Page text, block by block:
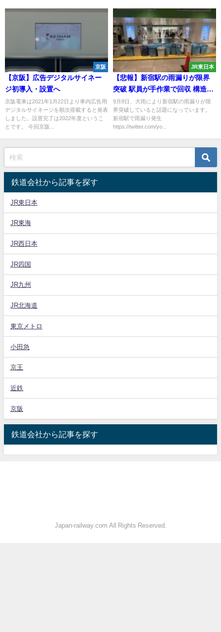
京阪
【京阪】広告デジタルサイネー
ジ初導入・設置へ
京阪電車は2021年1月22日より車内広告用
デジタルサイネージを順次搭載すると発表
しました。設置完了は2022年度というこ
とです。 今回京阪...
JR東日本
【悲報】新宿駅の雨漏りが限界
突破 駅員が手作業で回収 構造的
欠陥か
9月8日、大雨により新宿駅の雨漏りが限
界突破していると話題になっています。
新宿駅で雨漏り発生
https://twitter.com/yo...
鉄道会社から記事を探す
JR東日本
JR東海
JR西日本
JR四国
JR九州
JR北海道
東京メトロ
小田急
京王
近鉄
京阪
鉄道会社から記事を探す
Japan-railway.com All Rights Reserved.